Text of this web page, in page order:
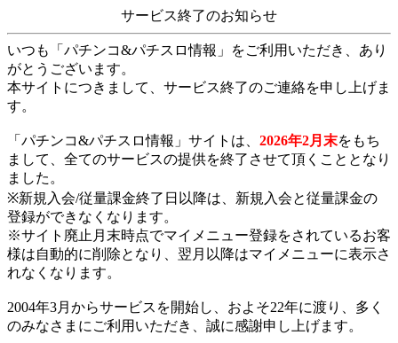
サービス終了のお知らせ
いつも「パチンコ&パチスロ情報」をご利用いただき、あり
がとうございます。
本サイトにつきまして、サービス終了のご連絡を申し上げま
す。
「パチンコ&パチスロ情報」サイトは、 2026年2月末をもち
まして、全てのサービスの提供を終了させて頂くこととなり
ました。
※新規入会/従量課金終了日以降は、新規入会と従量課金の
登録ができなくなります。
※サイト廃止月末時点でマイメニュー登録をされているお客
様は自動的に削除となり、翌月以降はマイメニューに表示さ
れなくなります。
2004年3月からサービスを開始し、およそ22年に渡り、多く
のみなさまにご利用いただき、誠に感謝申し上げます。